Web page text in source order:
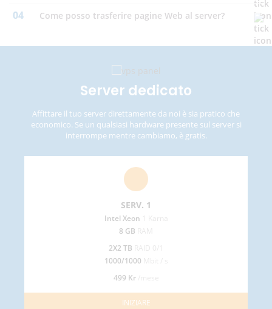
04 Come posso trasferire pagine Web al server?
Server dedicato
Affittare il tuo server direttamente da noi è sia pratico che
economico. Se un qualsiasi hardware presente sul server si
interrompe mentre cambiamo, è gratis.
SERV. 1
Intel Xeon
8 GB
2X2 TB
1000/1000
499 Kr
INIZIARE